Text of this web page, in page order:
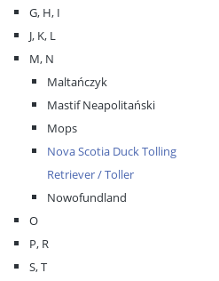
G, H, I
J, K, L
M, N
Maltańczyk
Mastif Neapolitański
Mops
Nova Scotia Duck Tolling
Retriever / Toller
Nowofundland
O
P, R
S, T